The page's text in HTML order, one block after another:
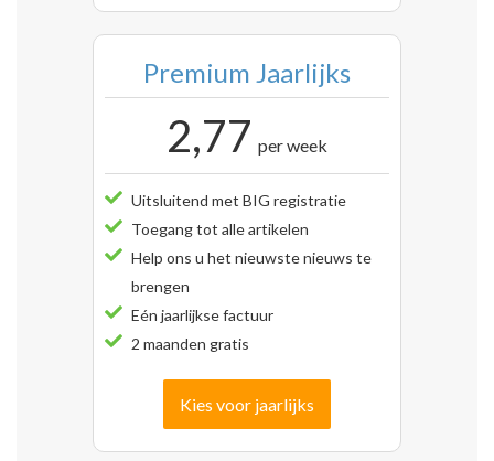
Premium Jaarlijks
2,77 per week
Uitsluitend met BIG registratie
Toegang tot alle artikelen
Help ons u het nieuwste nieuws te
brengen
Eén jaarlijkse factuur
2 maanden gratis
Kies voor jaarlijks